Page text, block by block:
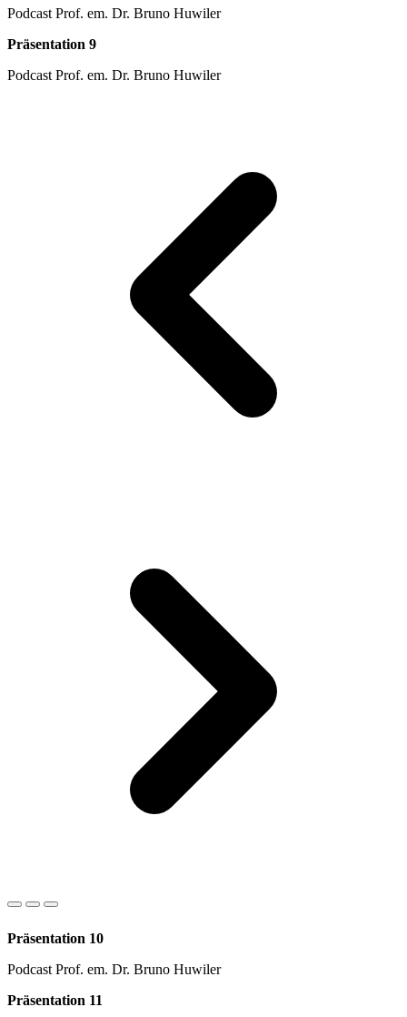
Podcast Prof. em. Dr. Bruno Huwiler
Präsentation 9
Podcast Prof. em. Dr. Bruno Huwiler
Präsentation 10
Podcast Prof. em. Dr. Bruno Huwiler
Präsentation 11